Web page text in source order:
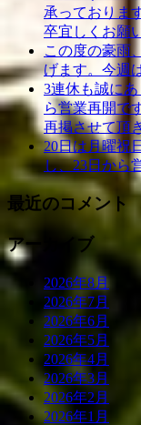
承っておりま
卒宜しくお願
この度の豪雨
げます。今週
3連休も誠に
ら営業再開で
再掲させて頂
20日は月曜祝
し、23日から
最近のコメント
アーカイブ
2026年8月
2026年7月
2026年6月
2026年5月
2026年4月
2026年3月
2026年2月
2026年1月